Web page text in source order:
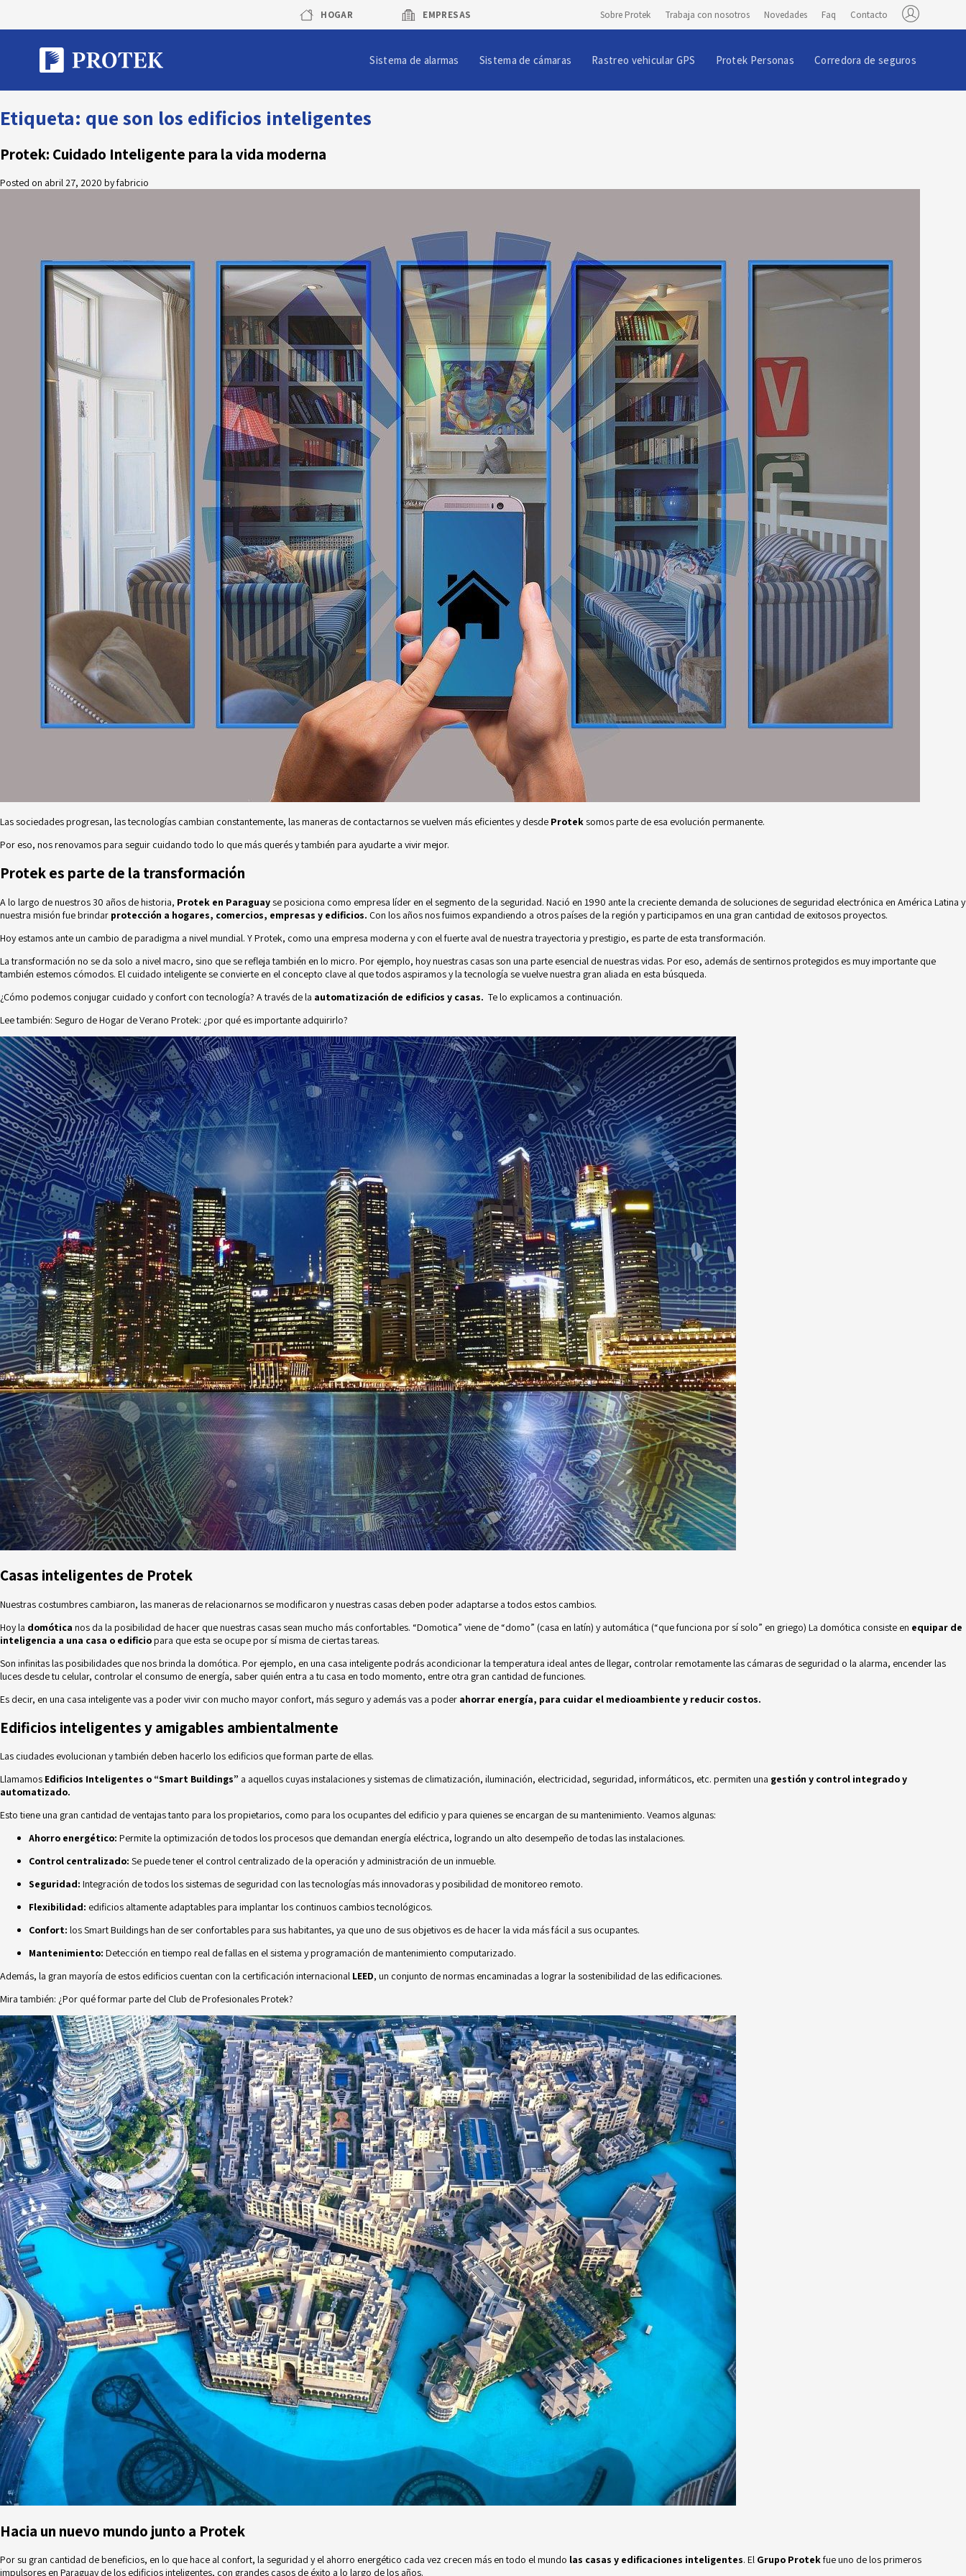
content
HOGAR EMPRESAS Sobre Protek Trabaja con nosotros Novedades Faq Contacto
Sistema de alarmas Sistema de cámaras Rastreo vehicular GPS Protek Personas Corredora de seguros
Etiqueta: que son los edificios inteligentes
Protek: Cuidado Inteligente para la vida moderna
Posted on abril 27, 2020 byfabricio
Las sociedades progresan, las tecnologías cambian constantemente, las maneras de contactarnos se vuelven más eficientes y desde Proteksomos parte de esa evolución permanente.
Por eso, nos renovamos para seguir cuidando todo lo que más querés y también para ayudarte a vivir mejor.
Protek es parte de la transformación
A lo largo de nuestros 30 años de historia, Protek en Paraguayse posiciona como empresa líder en el segmento de la seguridad. Nació en 1990 ante la creciente demanda de soluciones de seguridad electrónica en América Latina y
nuestra misión fue brindar protección a hogares, comercios, empresas y edificios. Con los años nos fuimos expandiendo a otros países de la región y participamos en una gran cantidad de exitosos proyectos.
Hoy estamos ante un cambio de paradigma a nivel mundial. Y Protek, como una empresa moderna y con el fuerte aval de nuestra trayectoria y prestigio, es parte de esta transformación.
La transformación no se da solo a nivel macro, sino que se refleja también en lo micro. Por ejemplo, hoy nuestras casas son una parte esencial de nuestras vidas. Por eso, además de sentirnos protegidos es muy importante que
también estemos cómodos. El cuidado inteligente se convierte en el concepto clave al que todos aspiramos y la tecnología se vuelve nuestra gran aliada en esta búsqueda.
¿Cómo podemos conjugar cuidado y confort con tecnología? A través de la automatización de edificios y casas. Te lo explicamos a continuación.
Lee también: Seguro de Hogar de Verano Protek: ¿por qué es importante adquirirlo?
Casas inteligentes de Protek
Nuestras costumbres cambiaron, las maneras de relacionarnos se modificaron y nuestras casas deben poder adaptarse a todos estos cambios.
Hoy la domótica nos da la posibilidad de hacer que nuestras casas sean mucho más confortables. “Domotica” viene de “domo” (casa en latín) y automática (“que funciona por sí solo” en griego) La domótica consiste en equipar de
inteligencia a una casa o edificiopara que esta se ocupe por sí misma de ciertas tareas.
Son infinitas las posibilidades que nos brinda la domótica. Por ejemplo, en una casa inteligente podrás acondicionar la temperatura ideal antes de llegar, controlar remotamente las cámaras de seguridad o la alarma, encender las
luces desde tu celular, controlar el consumo de energía, saber quién entra a tu casa en todo momento, entre otra gran cantidad de funciones.
Es decir, en una casa inteligente vas a poder vivir con mucho mayor confort, más seguro y además vas a poder ahorrar energía, para cuidar el medioambiente y reducir costos.
Edificios inteligentes y amigables ambientalmente
Las ciudades evolucionan y también deben hacerlo los edificios que forman parte de ellas.
Llamamos Edificios Inteligentes o “Smart Buildings” a aquellos cuyas instalaciones y sistemas de climatización, iluminación, electricidad, seguridad, informáticos, etc. permiten una gestión y control integrado y
automatizado.
Esto tiene una gran cantidad de ventajas tanto para los propietarios, como para los ocupantes del edificio y para quienes se encargan de su mantenimiento. Veamos algunas:
Ahorro energético: Permite la optimización de todos los procesos que demandan energía eléctrica, logrando un alto desempeño de todas las instalaciones.
Control centralizado: Se puede tener el control centralizado de la operación y administración de un inmueble.
Seguridad: Integración de todos los sistemas de seguridad con las tecnologías más innovadoras y posibilidad de monitoreo remoto.
Flexibilidad: edificios altamente adaptables para implantar los continuos cambios tecnológicos.
Confort: los Smart Buildings han de ser confortables para sus habitantes, ya que uno de sus objetivos es de hacer la vida más fácil a sus ocupantes.
Mantenimiento: Detección en tiempo real de fallas en el sistema y programación de mantenimiento computarizado.
Además, la gran mayoría de estos edificios cuentan con la certificación internacional LEED, un conjunto de normas encaminadas a lograr la sostenibilidad de las edificaciones.
Mira también: ¿Por qué formar parte del Club de Profesionales Protek?
Hacia un nuevo mundo junto a Protek
Por su gran cantidad de beneficios, en lo que hace al confort, la seguridad y el ahorro energético cada vez crecen más en todo el mundo las casas y edificaciones inteligentes. El Grupo Protekfue uno de los primeros
impulsores en Paraguay de los edificios inteligentes, con grandes casos de éxito a lo largo de los años.